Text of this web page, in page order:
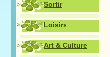
Sortir
Loisirs
Art & Culture